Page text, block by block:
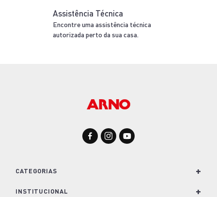
Assistência Técnica
Encontre uma assistência técnica
autorizada perto da sua casa.
CATEGORIAS +
Para Cozinha
INSTITUCIONAL +